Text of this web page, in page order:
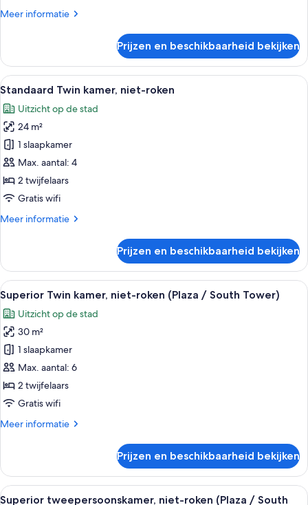
laden
Meer informatie
Meer
niet-
roken
(Plaza
Double)
Prijzen en beschikbaarheid bekijken
Alle
foto's
voor
Standaard
Twin
kamer,
niet-
roken
Een hotelkamer met twee bedden,
6
Standaard Twin kamer, niet-roken
Uitzicht op de stad
24 m²
1 slaapkamer
Max. aantal: 4
2 twijfelaars
Gratis wifi
Meer informatie
Meer
Twin
kamer,
niet-
roken
Prijzen en beschikbaarheid bekijken
Alle
foto's
voor
Superior
Twin
kamer,
niet-
roken
/
laden
Een hotelkamer met een bed, een
7
Superior Twin kamer, niet-roken (Plaza / South Tower)
Uitzicht op de stad
30 m²
1 slaapkamer
Max. aantal: 6
2 twijfelaars
Gratis wifi
Meer informatie
Meer
Twin
kamer,
niet-
Prijzen en beschikbaarheid bekijken
Alle
Hotelkamer met een groot bed, een
7
Superior tweepersoonskamer, niet-roken (Plaza / South